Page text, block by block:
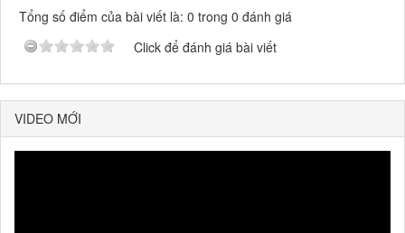
Tổng số điểm của bài viết là: 0 trong 0 đánh giá
Click để đánh giá bài viết
VIDEO MỚI